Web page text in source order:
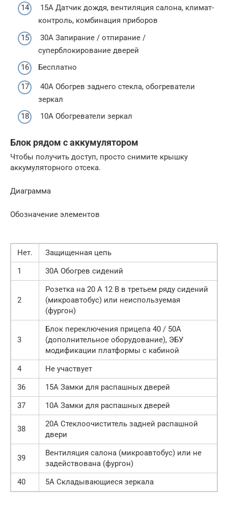
15А Датчик дождя, вентиляция салона, климат-
контроль, комбинация приборов
30A Запирание / отпирание /
суперблокирование дверей
Бесплатно
40А Обогрев заднего стекла, обогреватели
зеркал
10А Обогреватели зеркал
Блок рядом с аккумулятором
Чтобы получить доступ, просто снимите крышку
аккумуляторного отсека.
Диаграмма
Обозначение элементов
Нет.
Защищенная цепь
1
30А Обогрев сидений
2
Розетка на 20 А 12 В в третьем ряду сидений
(микроавтобус) или неиспользуемая
(фургон)
3
Блок переключения прицепа 40 / 50A
(дополнительное оборудование), ЭБУ
модификации платформы с кабиной
4
Не участвует
36
15A Замки для распашных дверей
37
10A Замки для распашных дверей
38
20A Стеклоочиститель задней распашной
двери
39
Вентиляция салона (микроавтобус) или не
задействована (фургон)
40
5A Складывающиеся зеркала